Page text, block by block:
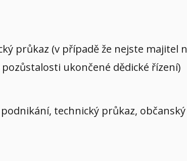
průkaz (v případě že nejste
ukončené dědické řízení)
technický průkaz,